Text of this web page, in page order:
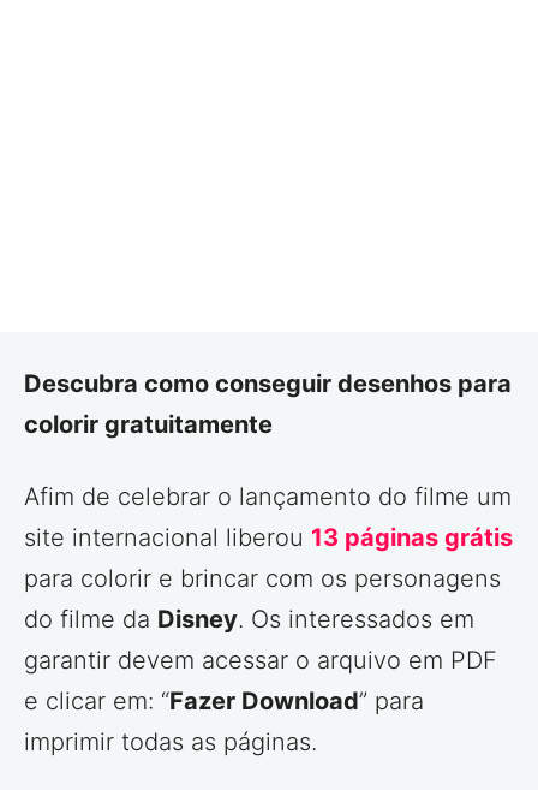
Descubra como conseguir desenhos para
colorir gratuitamente
Afim de celebrar o lançamento do filme um
site internacional liberou 13 páginas grátis
para colorir e brincar com os personagens
do filme da Disney. Os interessados em
garantir devem acessar o arquivo em PDF
e clicar em: “Fazer Download” para
imprimir todas as páginas.